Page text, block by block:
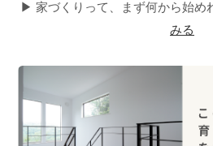
▶ 家づくりって、まず何から始め
みる